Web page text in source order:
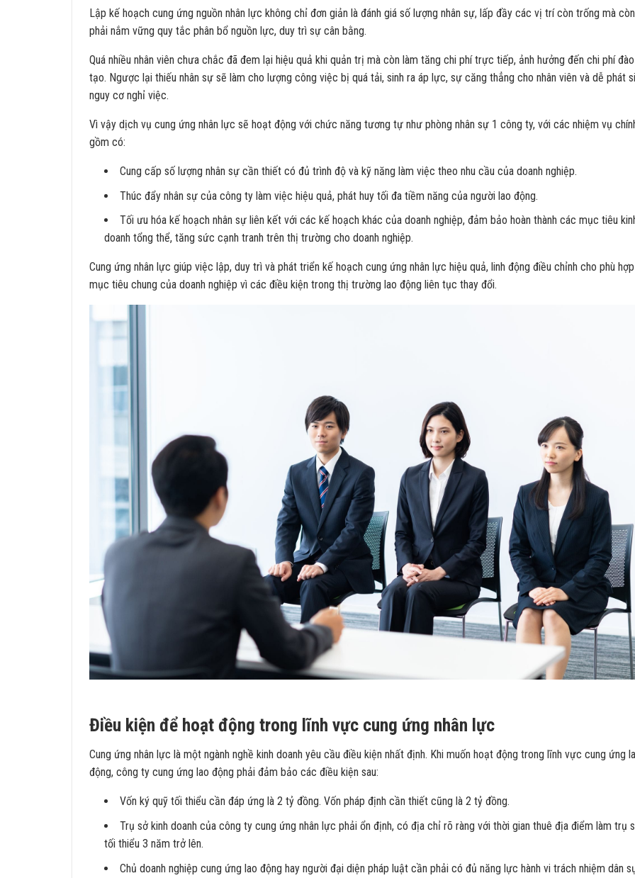
Lập kế hoạch cung ứng nguồn nhân lực không chỉ đơn giản là đánh giá số lượng nhân sự, lấp đầy các vị trí còn trống mà còn
phải nắm vững quy tắc phân bổ nguồn lực, duy trì sự cân bằng.
Quá nhiều nhân viên chưa chắc đã đem lại hiệu quả khi quản trị mà còn làm tăng chi phí trực tiếp, ảnh hưởng đến chi phí đào
tạo. Ngược lại thiếu nhân sự sẽ làm cho lượng công việc bị quá tải, sinh ra áp lực, sự căng thẳng cho nhân viên và dễ phát
nguy cơ nghỉ việc.
Vì vậy dịch vụ cung ứng nhân lực sẽ hoạt động với chức năng tương tự như phòng nhân sự 1 công ty, với các nhiệm vụ
gồm có:
Cung cấp số lượng nhân sự cần thiết có đủ trình độ và kỹ năng làm việc theo nhu cầu của doanh nghiệp.
Thúc đẩy nhân sự của công ty làm việc hiệu quả, phát huy tối đa tiềm năng của người lao động.
Tối ưu hóa kế hoạch nhân sự liên kết với các kế hoạch khác của doanh nghiệp, đảm bảo hoàn thành các mục tiêu
doanh tổng thể, tăng sức cạnh tranh trên thị trường cho doanh nghiệp.
Cung ứng nhân lực giúp việc lập, duy trì và phát triển kế hoạch cung ứng nhân lực hiệu quả, linh động điều chỉnh cho phù
mục tiêu chung của doanh nghiệp vì các điều kiện trong thị trường lao động liên tục thay đổi.
Điều kiện để hoạt động trong lĩnh vực cung ứng nhân lực
Cung ứng nhân lực là một ngành nghề kinh doanh yêu cầu điều kiện nhất định. Khi muốn hoạt động trong lĩnh vực cung ứng
động, công ty cung ứng lao động phải đảm bảo các điều kiện sau:
Vốn ký quỹ tối thiểu cần đáp ứng là 2 tỷ đồng. Vốn pháp định cần thiết cũng là 2 tỷ đồng.
Trụ sở kinh doanh của công ty cung ứng nhân lực phải ổn định, có địa chỉ rõ ràng với thời gian thuê địa điểm làm trụ
tối thiểu 3 năm trở lên.
Chủ doanh nghiệp cung ứng lao động hay người đại diện pháp luật cần phải có đủ năng lực hành vi trách nhiệm dân